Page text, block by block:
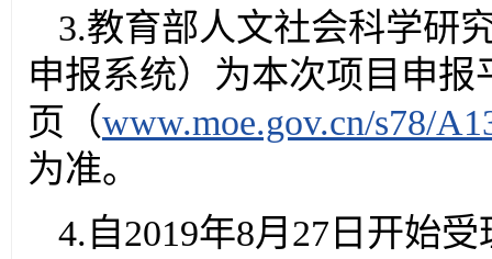
3.教育部人文社会科学研
申报系统）为本次项目申
页（www.moe.gov.cn/s78/
为准。
4.自2019年8月27日开始